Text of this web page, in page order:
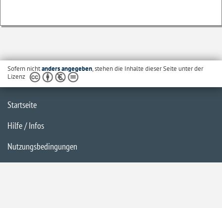
Sofern nichtanders angegeben, stehen die Inhalte dieser Seite unter der
Lizenz
Startseite
Hilfe / Infos
Nutzungsbedingungen